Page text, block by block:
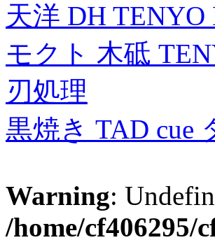
天洋 DH TENYO
モクト 木砥
刃処理
黒焼き TAD cue
Warning:
/home/cf406295/